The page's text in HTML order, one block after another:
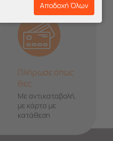
Πλήρωσε όπως
θες
Με αντικαταβολή,
με κάρτα με
κατάθεση
Αποδοχή Όλων